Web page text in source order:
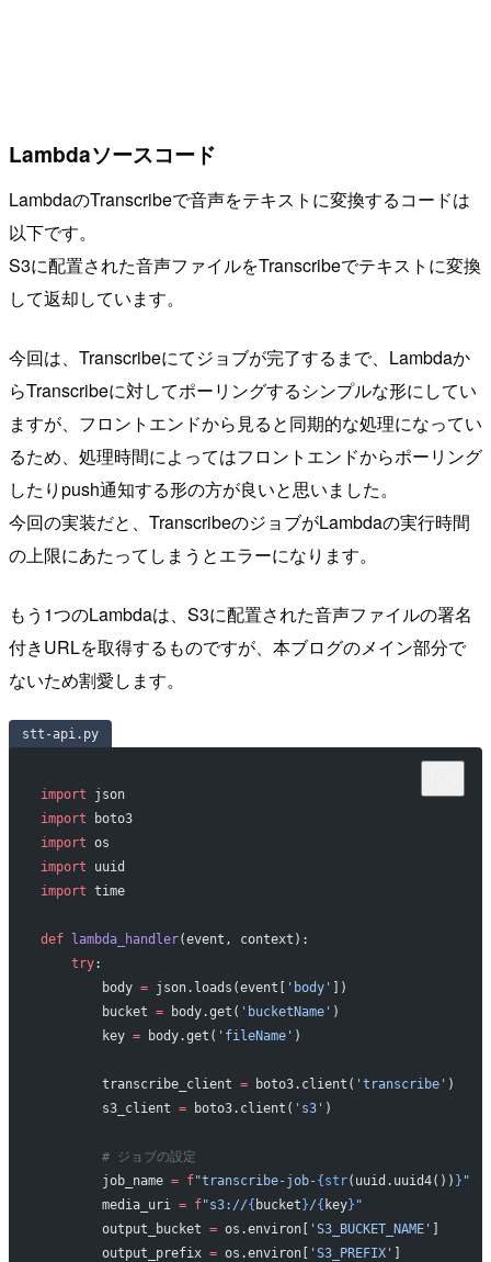
Lambdaソースコード
LambdaのTranscribeで音声をテキストに変換するコードは
以下です。
S3に配置された音声ファイルをTranscribeでテキストに変換
して返却しています。
今回は、Transcribeにてジョブが完了するまで、Lambdaか
らTranscribeに対してポーリングするシンプルな形にしてい
ますが、フロントエンドから見ると同期的な処理になってい
るため、処理時間によってはフロントエンドからポーリング
したりpush通知する形の方が良いと思いました。
今回の実装だと、TranscribeのジョブがLambdaの実行時間
の上限にあたってしまうとエラーになります。
もう1つのLambdaは、S3に配置された音声ファイルの署名
付きURLを取得するものですが、本ブログのメイン部分で
ないため割愛します。
stt-api.py
import json
import boto3
import os
import uuid
import time
def lambda_handler(event, context):
    try
:
        body
= json.loads(event[ 'body'
])
        bucket
= body.get( 'bucketName' )
        key
= body.get( 'fileName' )
        transcribe_client
= boto3.client( 'transcribe' )
        s3_client
= boto3.client( 's3' )
        # ジョブの設定
        job_name
= f"transcribe-job-{str(uuid.uuid4()) } "
        media_uri
= f"s3://{ bucket }/{ key} "
        output_bucket
= os.environ[ 'S3_BUCKET_NAME'
        output_prefix
= os.environ[ 'S3_PREFIX'